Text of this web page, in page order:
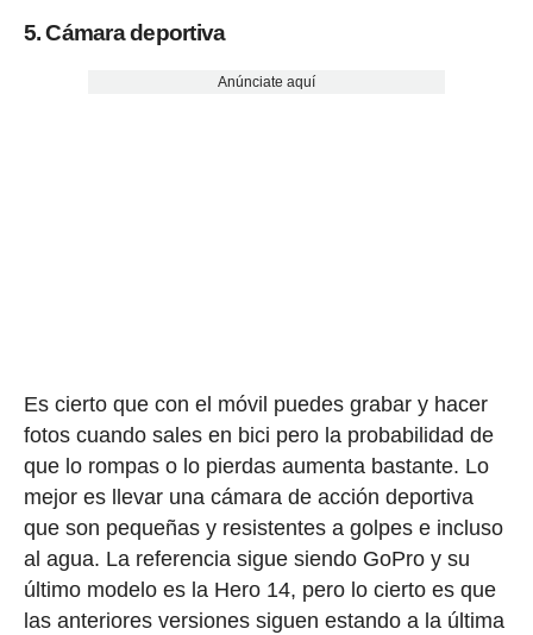
5. Cámara deportiva
Anúnciate aquí
Es cierto que con el móvil puedes grabar y hacer
fotos cuando sales en bici pero la probabilidad de
que lo rompas o lo pierdas aumenta bastante. Lo
mejor es llevar una cámara de acción deportiva
que son pequeñas y resistentes a golpes e incluso
al agua. La referencia sigue siendo GoPro y su
último modelo es la Hero 14, pero lo cierto es que
las anteriores versiones siguen estando a la última